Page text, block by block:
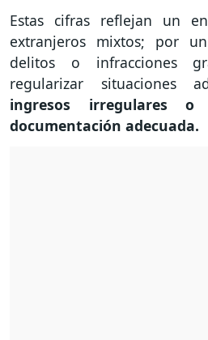
Estas cifras reflejan un
extranjeros mixtos; por
delitos o infracciones
regularizar situaciones
ingresos irregulares o
documentación adecuada.